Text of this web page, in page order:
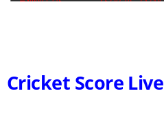
Cricket Score Live